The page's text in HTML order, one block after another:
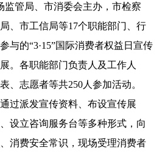
管局、市消委会主办，市检察
、市工信局等17个职能部门、行
与的“3·15”国际消费者权益日宣传
。各职能部门负责人及工作人
、志愿者等共250人参加活动。
派发宣传资料、布设宣传展
设立咨询服务台等多种形式，向
消费安全常识，现场受理消费者